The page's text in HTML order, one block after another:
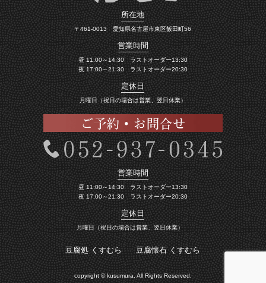
所在地
〒461-0013 愛知県名古屋市東区飯田町56
営業時間
昼 11:00～14:30 ラストオーダー13:30
夜 17:00～21:30 ラストオーダー20:30
定休日
月曜日（祝日の場合は営業、翌日休業）
営業時間
昼 11:00～14:30 ラストオーダー13:30
夜 17:00～21:30 ラストオーダー20:30
定休日
月曜日（祝日の場合は営業、翌日休業）
豆腐処 くすむら 豆腐懐石 くすむら
copyright © kusumura. All Rights Reserved.